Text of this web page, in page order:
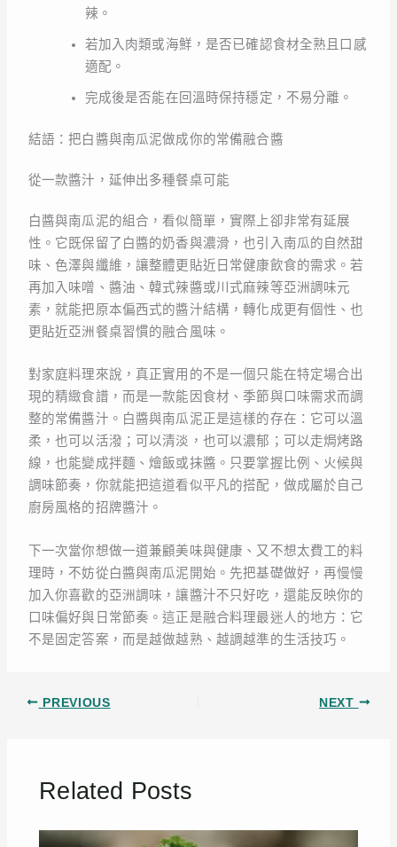
辣。
若加入肉類或海鮮，是否已確認食材全熟且口感
適配。
完成後是否能在回溫時保持穩定，不易分離。
結語：把白醬與南瓜泥做成你的常備融合醬
從一款醬汁，延伸出多種餐桌可能
白醬與南瓜泥的組合，看似簡單，實際上卻非常有延展
性。它既保留了白醬的奶香與濃滑，也引入南瓜的自然甜
味、色澤與纖維，讓整體更貼近日常健康飲食的需求。若
再加入味噌、醬油、韓式辣醬或川式麻辣等亞洲調味元
素，就能把原本偏西式的醬汁結構，轉化成更有個性、也
更貼近亞洲餐桌習慣的融合風味。
對家庭料理來說，真正實用的不是一個只能在特定場合出
現的精緻食譜，而是一款能因食材、季節與口味需求而調
整的常備醬汁。白醬與南瓜泥正是這樣的存在：它可以溫
柔，也可以活潑；可以清淡，也可以濃郁；可以走焗烤路
線，也能變成拌麵、燴飯或抹醬。只要掌握比例、火候與
調味節奏，你就能把這道看似平凡的搭配，做成屬於自己
廚房風格的招牌醬汁。
下一次當你想做一道兼顧美味與健康、又不想太費工的料
理時，不妨從白醬與南瓜泥開始。先把基礎做好，再慢慢
加入你喜歡的亞洲調味，讓醬汁不只好吃，還能反映你的
口味偏好與日常節奏。這正是融合料理最迷人的地方：它
不是固定答案，而是越做越熟、越調越準的生活技巧。
PREVIOUS NEXT
Related Posts